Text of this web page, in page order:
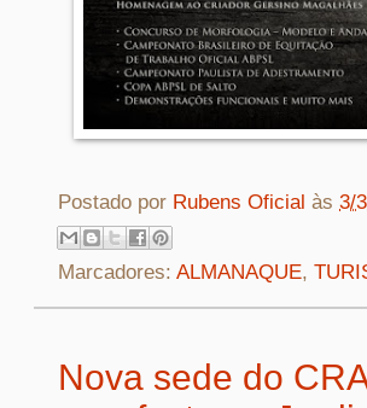
Postado por Rubens Oficial às 3/
Marcadores: ALMANAQUE,
Nova sede do